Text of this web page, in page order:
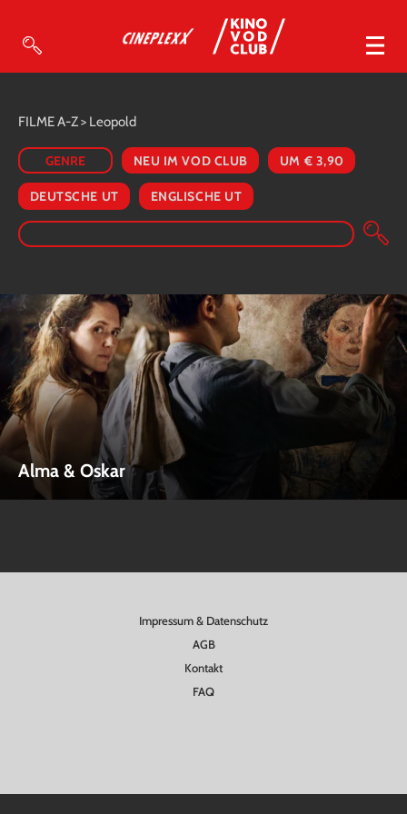
VOD Filme A-Z
So geht’s
Filmpakete
Gutscheine
Warenkorb
Suche
FILME A-Z> Leopold
GENRE NEU IM VOD CLUB UM € 3,90
DEUTSCHE UT ENGLISCHE UT
Alma & Oskar
Impressum & Datenschutz
AGB
Kontakt
FAQ